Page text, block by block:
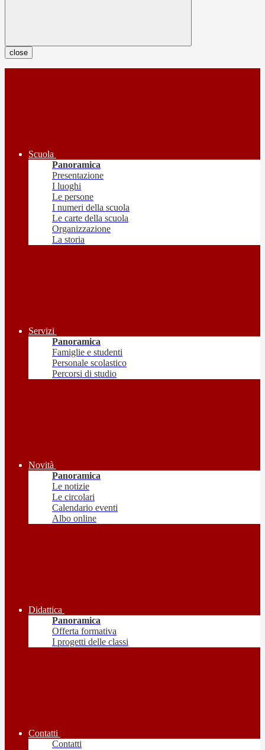
close
Scuola
Panoramica
Presentazione
I luoghi
Le persone
I numeri della scuola
Le carte della scuola
Organizzazione
La storia
Servizi
Panoramica
Famiglie e studenti
Personale scolastico
Percorsi di studio
Novità
Panoramica
Le notizie
Le circolari
Calendario eventi
Albo online
Didattica
Panoramica
Offerta formativa
I progetti delle classi
Contatti
Contatti